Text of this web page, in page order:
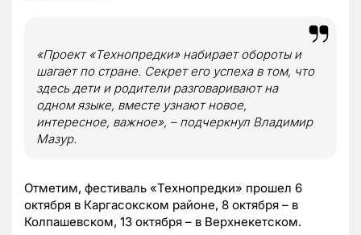
«Проект «Технопредки» набирает обороты и
шагает по стране. Секрет его успеха в том, что
здесь дети и родители разговаривают на
одном языке, вместе узнают новое,
интересное, важное», – подчеркнул Владимир
Мазур.
Отметим, фестиваль «Технопредки» прошел 6
октября в Каргасокском районе, 8 октября – в
Колпашевском, 13 октября – в Верхнекетском.